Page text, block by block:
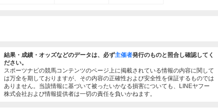
結果・成績・オッズなどのデータは、必ず主催者発行のものと照合し確認してく
ださい。
スポーツナビの競馬コンテンツのページ上に掲載されている情報の内容に関して
は万全を期しておりますが、その内容の正確性および安全性を保証するものでは
ありません。当該情報に基づいて被ったいかなる損害についても、LINEヤフー
株式会社および情報提供者は一切の責任を負いかねます。